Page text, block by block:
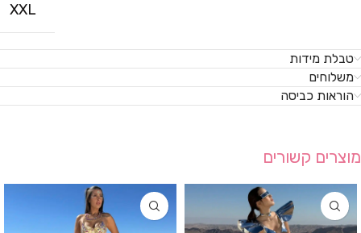
XXL
טבלת מידות
משלוחים
הוראות כביסה
מוצרים קשורים